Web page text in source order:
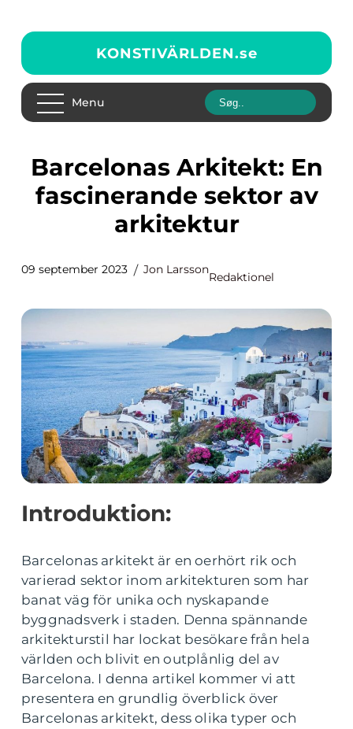
KONSTIVÄRLDEN.se
Menu
Barcelonas Arkitekt: En
fascinerande sektor av
arkitektur
09 september 2023 Jon Larsson
Redaktionel
Introduktion:
Barcelonas arkitekt är en oerhört rik och
varierad sektor inom arkitekturen som har
banat väg för unika och nyskapande
byggnadsverk i staden. Denna spännande
arkitekturstil har lockat besökare från hela
världen och blivit en outplånlig del av
Barcelona. I denna artikel kommer vi att
presentera en grundlig överblick över
Barcelonas arkitekt, dess olika typer och